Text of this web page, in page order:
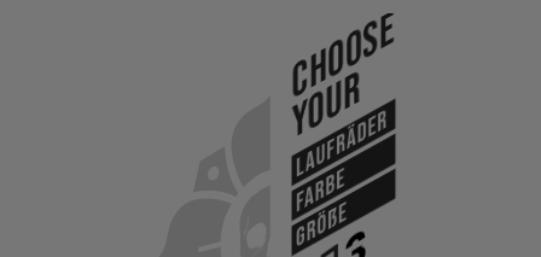
Choose
Your
Laufräder
Farbe
Größe